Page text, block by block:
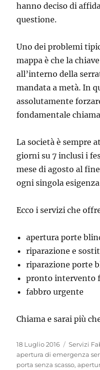
hanno deciso di
questione.
Uno dei problemi
mappa è che la
all’interno della
mandata a metà. In
assolutamente
fondamentale
La società è sempre
giorni su 7 inclusi i
mese di agosto al
ogni singola
Ecco i servizi che
apertura porte
riparazione e
riparazione porte
pronto intervento
fabbro urgente
Chiama e sarai più
Pubblicato
il
18 Luglio 2016 Categorie
Servizi
apertura di emergenza
porta senza scasso,